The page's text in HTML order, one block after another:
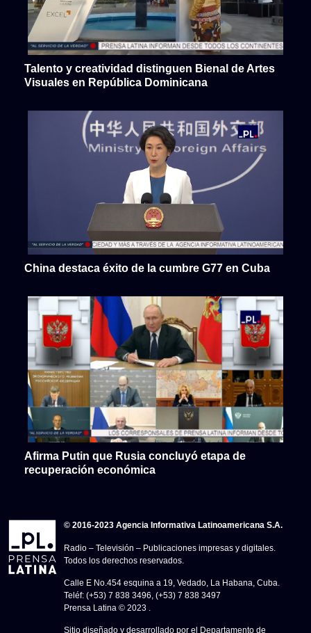
Talento y creatividad distinguen Bienal de Artes
Visuales en República Dominicana
China destaca éxito de la cumbre G77 en Cuba
Afirma Putin que Rusia concluyó etapa de
recuperación económica
© 2016-2023 Agencia Informativa Latinoamericana S.A.
Radio – Televisión – Publicaciones impresas y digitales.
Todos los derechos reservados.
Calle E No.454 esquina a 19, Vedado, La Habana, Cuba.
Teléf: (+53) 7 838 3496, (+53) 7 838 3497
Prensa Latina © 2023 .
Sitio diseñado y desarrollado por el Departamento de